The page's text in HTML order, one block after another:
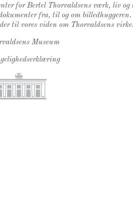
for Bertel Thorvaldsens værk, liv og
fra, til og om billedhuggeren.
til vores viden om Thorvaldsens virke.
Museum